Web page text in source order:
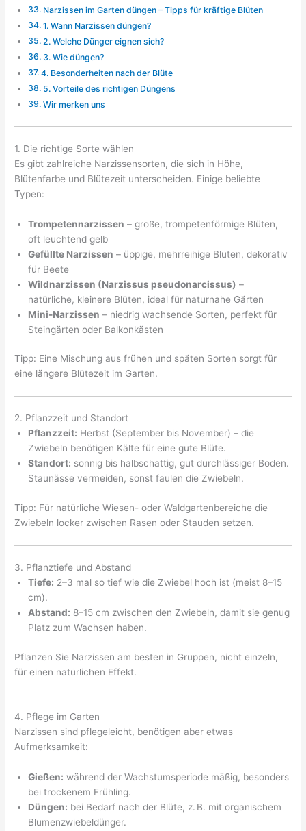
Narzissen im Garten düngen – Tipps für kräftige Blüten
1. Wann Narzissen düngen?
2. Welche Dünger eignen sich?
3. Wie düngen?
4. Besonderheiten nach der Blüte
5. Vorteile des richtigen Düngens
Wir merken uns
1. Die richtige Sorte wählen
Es gibt zahlreiche Narzissensorten, die sich in Höhe,
Blütenfarbe und Blütezeit unterscheiden. Einige beliebte
Typen:
Trompetennarzissen – große, trompetenförmige Blüten,
oft leuchtend gelb
Gefüllte Narzissen – üppige, mehrreihige Blüten, dekorativ
für Beete
Wildnarzissen (Narzissus pseudonarcissus) –
natürliche, kleinere Blüten, ideal für naturnahe Gärten
Mini-Narzissen – niedrig wachsende Sorten, perfekt für
Steingärten oder Balkonkästen
Tipp: Eine Mischung aus frühen und späten Sorten sorgt für
eine längere Blütezeit im Garten.
2. Pflanzzeit und Standort
Pflanzzeit: Herbst (September bis November) – die
Zwiebeln benötigen Kälte für eine gute Blüte.
Standort: sonnig bis halbschattig, gut durchlässiger Boden.
Staunässe vermeiden, sonst faulen die Zwiebeln.
Tipp: Für natürliche Wiesen- oder Waldgartenbereiche die
Zwiebeln locker zwischen Rasen oder Stauden setzen.
3. Pflanztiefe und Abstand
Tiefe: 2–3 mal so tief wie die Zwiebel hoch ist (meist 8–15
cm).
Abstand: 8–15 cm zwischen den Zwiebeln, damit sie genug
Platz zum Wachsen haben.
Pflanzen Sie Narzissen am besten in Gruppen, nicht einzeln,
für einen natürlichen Effekt.
4. Pflege im Garten
Narzissen sind pflegeleicht, benötigen aber etwas
Aufmerksamkeit:
Gießen: während der Wachstumsperiode mäßig, besonders
bei trockenem Frühling.
Düngen: bei Bedarf nach der Blüte, z. B. mit organischem
Blumenzwiebeldünger.